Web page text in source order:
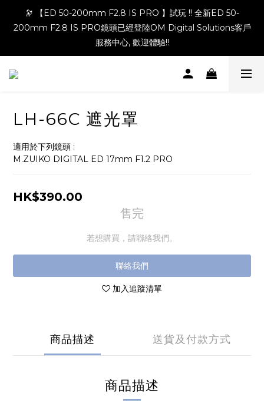
🔭 【ED 50-200mm F2.8 IS PRO 】試玩 !! 全新ED 50-
200mm F2.8 IS PRO鏡頭已經登陸OM Digital Solutions客戶
服務中心, 歡迎體驗!!
LH-66C 遮光罩
適用於下列鏡頭 :
M.ZUIKO DIGITAL ED 17mm F1.2 PRO
HK$390.00
售完
若想購買，請聯絡我們。
聯絡我們
加入追蹤清單
商品描述 送貨及付款方式
商品描述